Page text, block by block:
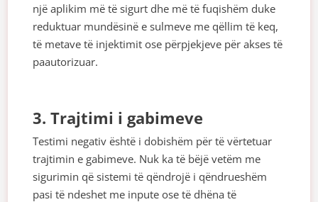
një aplikim më të sigurt dhe më të fuqishëm duke
reduktuar mundësinë e sulmeve me qëllim të keq,
të metave të injektimit ose përpjekjeve për akses të
paautorizuar.
3. Trajtimi i gabimeve
Testimi negativ është i dobishëm për të vërtetuar
trajtimin e gabimeve. Nuk ka të bëjë vetëm me
sigurimin që sistemi të qëndrojë i qëndrueshëm
pasi të ndeshet me inpute ose të dhëna të